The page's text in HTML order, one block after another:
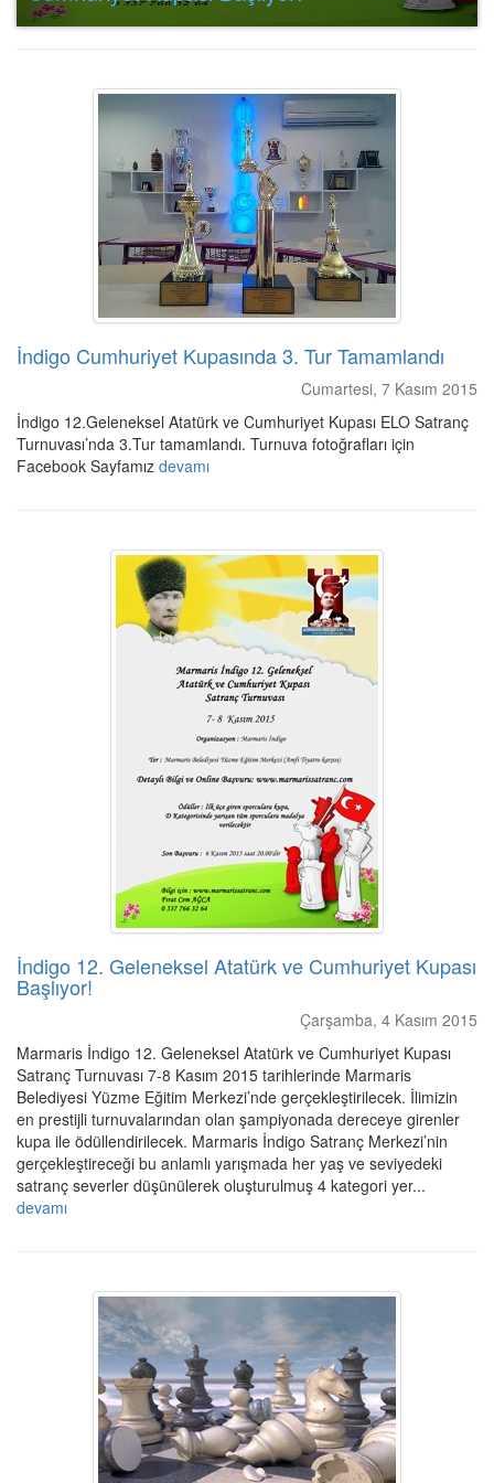
İndigo Cumhuriyet Kupasında 3. Tur Tamamlandı
Cumartesi, 7 Kasım 2015
İndigo 12.Geleneksel Atatürk ve Cumhuriyet Kupası ELO Satranç
Turnuvası’nda 3.Tur tamamlandı. Turnuva fotoğrafları için
Facebook Sayfamız devamı
İndigo 12. Geleneksel Atatürk ve Cumhuriyet Kupası
Başlıyor!
Çarşamba, 4 Kasım 2015
Marmaris İndigo 12. Geleneksel Atatürk ve Cumhuriyet Kupası
Satranç Turnuvası 7-8 Kasım 2015 tarihlerinde Marmaris
Belediyesi Yüzme Eğitim Merkezi’nde gerçekleştirilecek. İlimizin
en prestijli turnuvalarından olan şampiyonada dereceye girenler
kupa ile ödüllendirilecek. Marmaris İndigo Satranç Merkezi’nin
gerçekleştireceği bu anlamlı yarışmada her yaş ve seviyedeki
satranç severler düşünülerek oluşturulmuş 4 kategori yer...
devamı